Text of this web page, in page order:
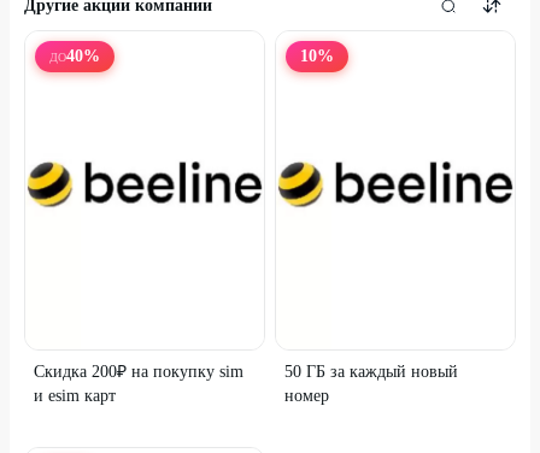
Другие акции компании
ДО40%
Скидка 200₽ на покупку sim
и esim карт
10%
50 ГБ за каждый новый
номер